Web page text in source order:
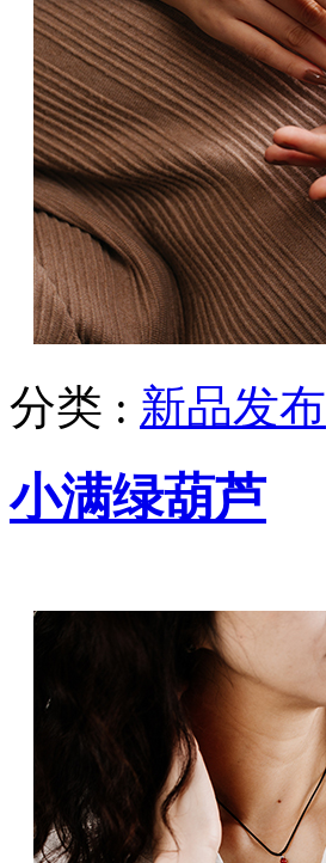
分类 : 新品发布
小满绿葫芦